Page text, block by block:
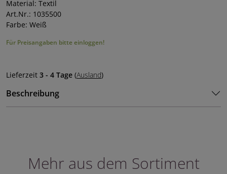
Material: Textil
Art.Nr.: 1035500
Farbe: Weiß
Für Preisangaben bitte einloggen!
Lieferzeit 3 - 4 Tage (Ausland)
Beschreibung
Mehr aus dem Sortiment